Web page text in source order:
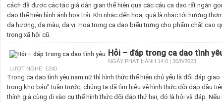
cách đã được các tác giả dân gian thể hiện qua các câu ca dao rất ngắn
dao thể hiện hình ảnh hoa trái. Khi nhắc đến hoa, quả là nhắc tới hương
đa hương, đa màu, đa vị. Hoa trong ca dao biểu trưng cho phẩm chất cao
trong xã hội cũ.
Hỏi – đáp trong ca dao tình
NGÀY PHÁT HÀNH 14:0 | 30/8/2023
LƯỢT NGHE: 1240
Trong ca dao tình yêu nam nữ thì hình thức thể hiện chủ yếu là đối đáp
trong kho báu” tuần trước, chúng ta đã tìm hiểu về hình thức đối đáp đầu
thính giả cùng đi vào cụ thể hình thức đối đáp thứ hai, đó là hỏi và đáp.